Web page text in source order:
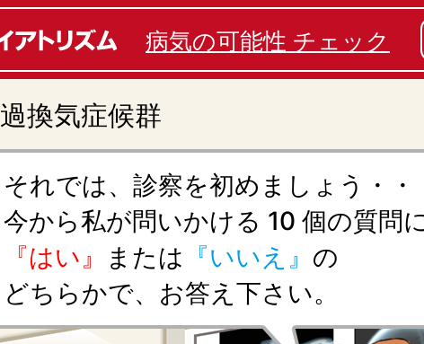
病気の可能性 チェック
過換気症候群
それでは、診察を初めましょう・・
今から私が問いかける 10 個の質問
『はい』
または 『いいえ』 の
どちらかで、お答え下さい。